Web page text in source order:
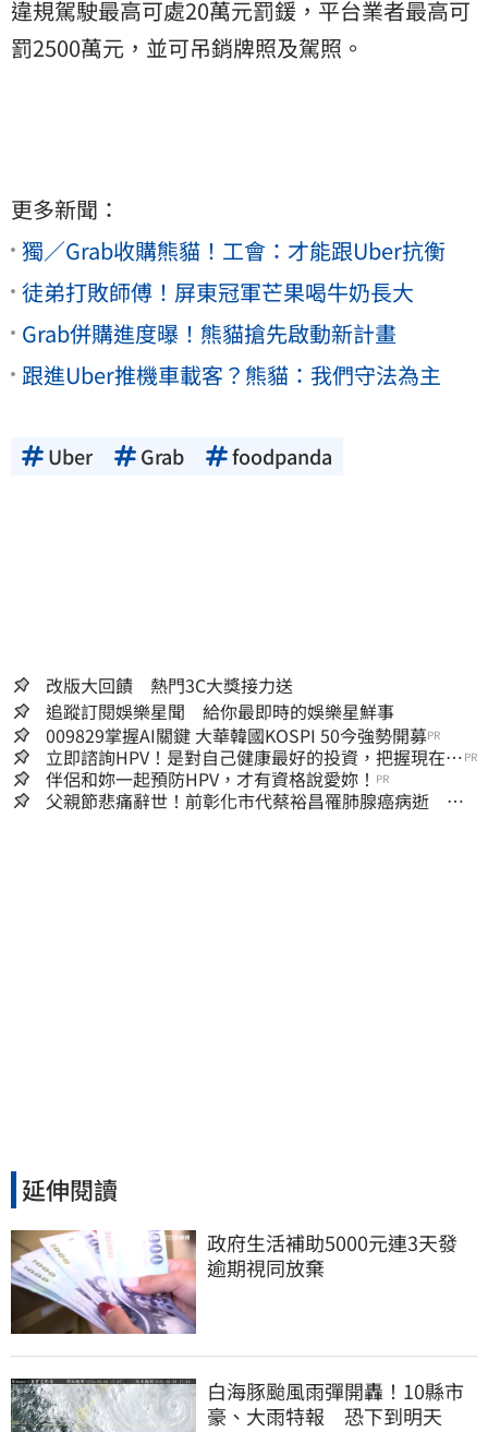
違規駕駛最高可處20萬元罰鍰，平台業者最高可
罰2500萬元，並可吊銷牌照及駕照。
更多新聞：
獨／Grab收購熊貓！工會：才能跟Uber抗衡
徒弟打敗師傅！屏東冠軍芒果喝牛奶長大
Grab併購進度曝！熊貓搶先啟動新計畫
跟進Uber推機車載客？熊貓：我們守法為主
Uber Grab foodpanda
改版大回饋 熱門3C大獎接力送
追蹤訂閱娛樂星聞 給你最即時的娛樂星鮮事
009829掌握AI關鍵 大華韓國KOSPI 50今強勢開募PR
立即諮詢HPV！是對自己健康最好的投資，把握現在不
嫌晚！
PR
伴侶和妳一起預防HPV，才有資格說愛妳！ PR
父親節悲痛辭世！前彰化市代蔡裕昌罹肺腺癌病逝 享
延伸閱讀
政府生活補助5000元連3天發
逾期視同放棄
白海豚颱風雨彈開轟！10縣市
豪、大雨特報 恐下到明天